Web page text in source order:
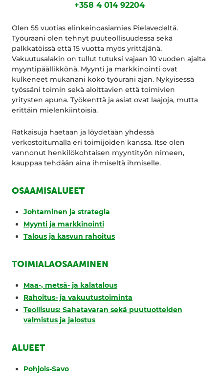
+358 4 014 92204
Olen 55 vuotias elinkeinoasiamies Pielavedeltä.
Työuraani olen tehnyt puuteollisuudessa sekä
palkkatöissä että 15 vuotta myös yrittäjänä.
Vakuutusalakin on tullut tutuksi vajaan 10 vuoden ajalta
myyntipäällikkönä. Myynti ja markkinointi ovat
kulkeneet mukanani koko työurani ajan. Nykyisessä
työssäni toimin sekä aloittavien että toimivien
yritysten apuna. Työkenttä ja asiat ovat laajoja, mutta
erittäin mielenkiintoisia.
Ratkaisuja haetaan ja löydetään yhdessä
verkostoitumalla eri toimijoiden kanssa. Itse olen
vannonut henkilökohtaisen myyntityön nimeen,
kauppaa tehdään aina ihmiseltä ihmiselle.
OSAAMISALUEET
Johtaminen ja strategia
Myynti ja markkinointi
Talous ja kasvun rahoitus
TOIMIALAOSAAMINEN
Maa-, metsä- ja kalatalous
Rahoitus- ja vakuutustoiminta
Teollisuus: Sahatavaran sekä puutuotteiden
valmistus ja jalostus
ALUEET
Pohjois-Savo